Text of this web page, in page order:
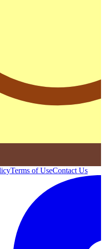
Terms of UseContact Us